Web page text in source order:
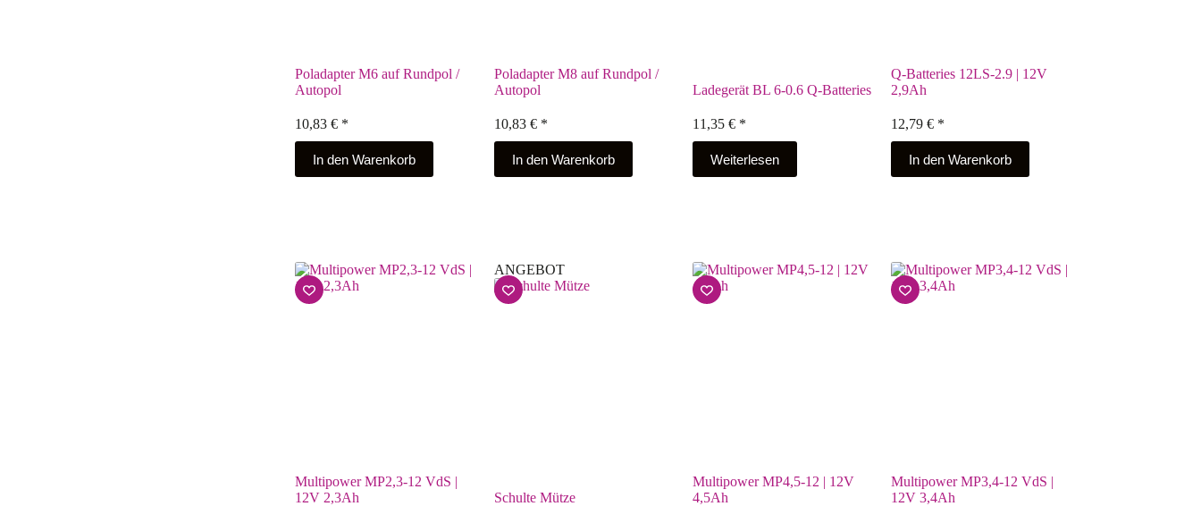
Poladapter M6 auf Rundpol /
Autopol
10,83€ *
In den Warenkorb
Poladapter M8 auf Rundpol /
Autopol
10,83 €*
In den Warenkorb
Ladegerät BL 6-0.6 Q-Batteries
11,35 €*
Weiterlesen
Q-Batteries 12LS-2.9 | 12V
2,9Ah
12,79€ *
In den Warenkorb
Multipower MP2,3-12 VdS |
12V 2,3Ah
ANGEBOT
Schulte Mütze
Multipower MP4,5-12 | 12V
4,5Ah
Multipower MP3,4-12 VdS |
12V 3,4Ah